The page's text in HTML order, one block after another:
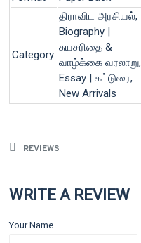
Category
திராவிட அரசியல்,
Biography |
சுயசரிதை &
வாழ்க்கை வரலாறு,
Essay | கட்டுரை,
New Arrivals
REVIEWS
WRITE A REVIEW
Your Name